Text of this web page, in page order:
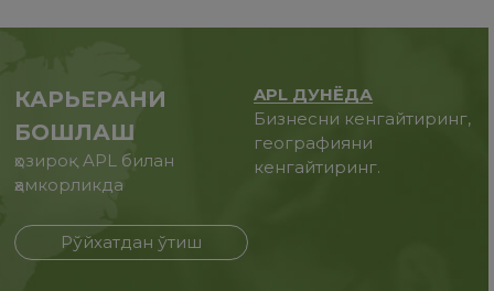
КАРЬЕРАНИ
БОШЛАШ
ҳозироқ APL билан
ҳамкорликда
Рўйхатдан ўтиш
APL ДУНЁДА
Бизнесни кенгайтиринг,
географияни
кенгайтиринг.